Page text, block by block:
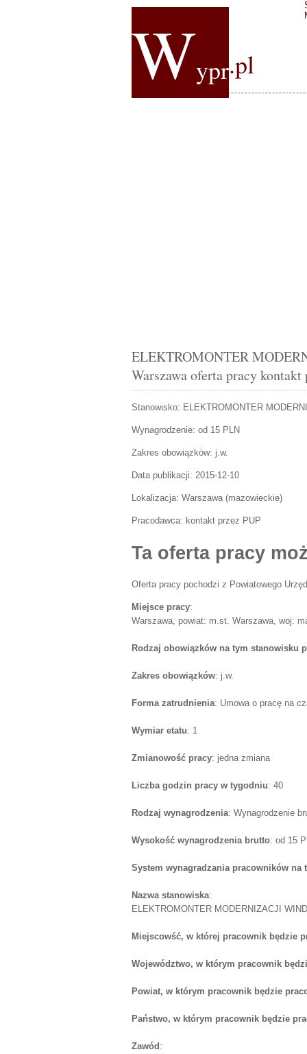
Wypr.pl
ELEKTROMONTER
Warszawa oferta pracy kontakt
Stanowisko: ELEKTROMONTER
Wynagrodzenie: od 15 PLN
Zakres obowiązków: j.w.
Data publikacji: 2015-12-10
Lokalizacja: Warszawa(mazowieckie)
Pracodawca: kontakt przez PUP
Ta oferta pracy
Oferta pracy pochodzi z Powiatowego
Miejsce pracy:
Warszawa, powiat: m.st. Warszawa, woj:
Rodzaj obowiązków na tym stanowisku
Zakres obowiązków: j.w.
Forma zatrudnienia: Umowa o pracę na
Wymiar etatu: 1
Zmianowość pracy: jedna zmiana
Liczba godzin pracy w tygodniu: 40
Rodzaj wynagrodzenia: Wynagrodzenie
Wysokość wynagrodzenia brutto: od 15
System wynagradzania pracowników na
Nazwa stanowiska:
ELEKTROMONTER MODERNIZACJI
Miejscowść, w której pracownik będzie
Województwo, w którym pracownik
Powiat, w którym pracownik będzie
Państwo, w którym pracownik będzie
Zawód :